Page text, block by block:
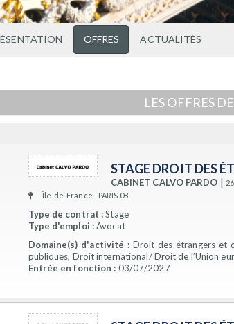
OFFRES ACTUALITÉS
LES OFFRES
STAGE DROIT DES
CABINET CALVO PARDO |
Île-de-France - PARIS 08
Type de contrat :Stage
Type d'emploi :Avocat
Domaine(s) d'activité : Droit des étrangers et
publiques, Droit international/ Droit de l’Union
Entrée en fonction : 03/07/2027